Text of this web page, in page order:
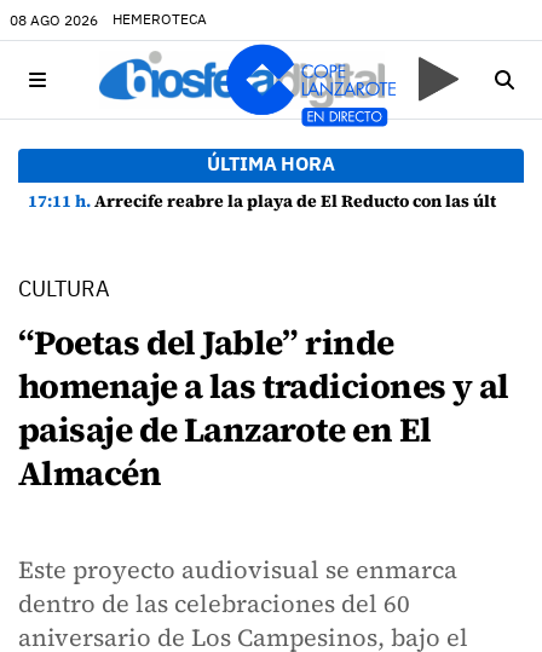
08 AGO 2026 HEMEROTECA
ÚLTIMA HORA
17:11 h.Arrecife reabre la playa de El Reducto con las últimas analíticas mostrando "una buena calidad de las aguas para el baño"
CULTURA
“Poetas del Jable” rinde
homenaje a las tradiciones y al
paisaje de Lanzarote en El
Almacén
Este proyecto audiovisual se enmarca
dentro de las celebraciones del 60
aniversario de Los Campesinos, bajo el